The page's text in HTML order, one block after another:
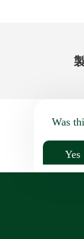
Was
Yes